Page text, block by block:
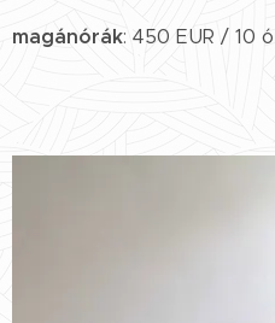
magánórák: 450 EUR / 10